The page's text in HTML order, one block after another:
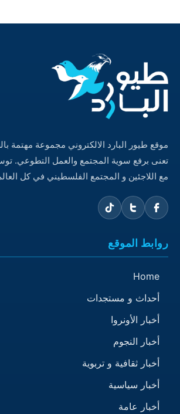
موقع طيور البارد الالكتروني مجموعة مهتمة
تعنى برفع سوية المجتمع والعمل التطوعي.
مع اللاجئين و المجتمع الفلسطيني في كل
روابط الموقع
Home
أحداث و مستجدات
أخبار الأونروا
أخبار النجوم
أخبار ثقافية و تربوية
أخبار سياسية
أخبار عامة